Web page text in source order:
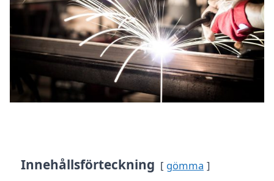
Innehållsförteckning gömma